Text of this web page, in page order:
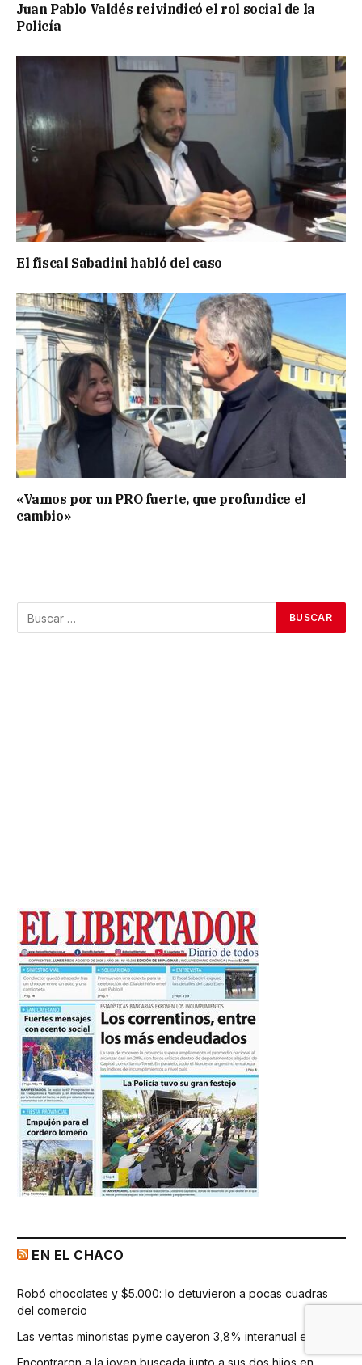
Juan Pablo Valdés reivindicó el rol social de la
Policía
El fiscal Sabadini habló del caso
«Vamos por un PRO fuerte, que profundice el
cambio»
EN EL CHACO
Robó chocolates y $5.000: lo detuvieron a pocas cuadras
del comercio
Las ventas minoristas pyme cayeron 3,8% interanual en julio